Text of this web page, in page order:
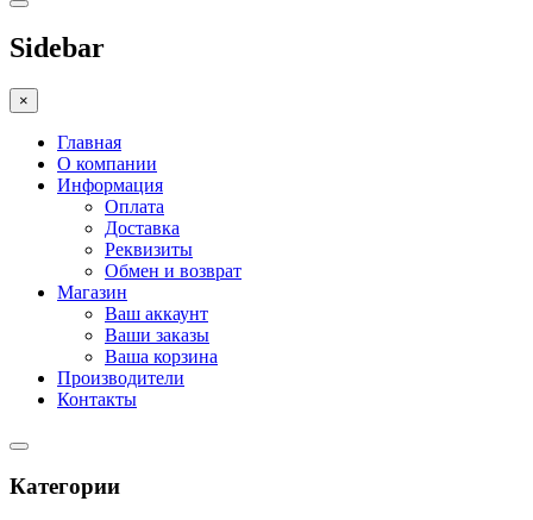
Sidebar
×
Главная
О компании
Информация
Оплата
Доставка
Реквизиты
Обмен и возврат
Магазин
Ваш аккаунт
Ваши заказы
Ваша корзина
Производители
Контакты
Категории